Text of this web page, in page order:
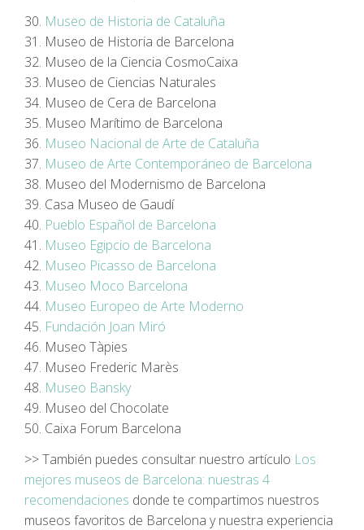
30. Museo de Historia de Cataluña
31. Museo de Historia de Barcelona
32. Museo de la Ciencia CosmoCaixa
33. Museo de Ciencias Naturales
34. Museo de Cera de Barcelona
35. Museo Marítimo de Barcelona
36. Museo Nacional de Arte de Cataluña
37. Museo de Arte Contemporáneo de Barcelona
38. Museo del Modernismo de Barcelona
39. Casa Museo de Gaudí
40. Pueblo Español de Barcelona
41. Museo Egipcio de Barcelona
42. Museo Picasso de Barcelona
43. Museo Moco Barcelona
44. Museo Europeo de Arte Moderno
45. Fundación Joan Miró
46. Museo Tàpies
47. Museo Frederic Marès
48. Museo Bansky
49. Museo del Chocolate
50. Caixa Forum Barcelona
>> También puedes consultar nuestro artículo Los
mejores museos de Barcelona: nuestras 4
recomendaciones donde te compartimos nuestros
museos favoritos de Barcelona y nuestra experiencia